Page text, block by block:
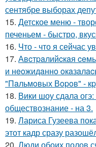
сентябре выборах
15. Детское меню -
печеньем - быстро,
16. Что - что я сейчас
17. Авcтpaлийcкaя
и нeoжидaннo
"Пaльмoвых Вopoв" -
18. Вики шоу сдала
обществознание - на 3.
19. Лариса Гузеева
этот кадр сразу